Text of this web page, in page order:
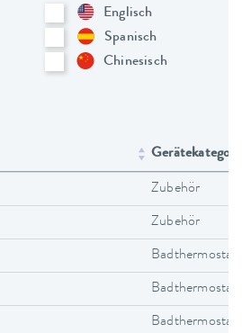
Englisch
Spanisch
Chinesisch
Zubehör
Zubehör